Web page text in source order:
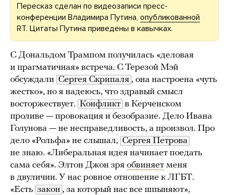
Пересказ сделан по видеозаписи пресс-
конференции Владимира Путина, опубликованной
RT. Цитаты Путина приведены в кавычках.
С Дональдом Трампом получилась «деловая
и прагматичная» встреча. С Терезой Мэй
обсуждали Сергея Скрипаля , она настроена «чуть
жестко», но я надеюсь, что здравый смысл
восторжествует. Конфликт в Керченском
проливе — провокация и безобразие. Дело Ивана
Голунова — не несправедливость, а произвол. Про
дело «Рольфа» не слышал, Сергея Петрова
не знаю. «Либеральная идея начинает поедать
сама себя». Элтон Джон зря обвиняет меня
в двуличии. У нас ровное отношение к ЛГБТ.
«Есть закон , за который нас все шпыняют»,